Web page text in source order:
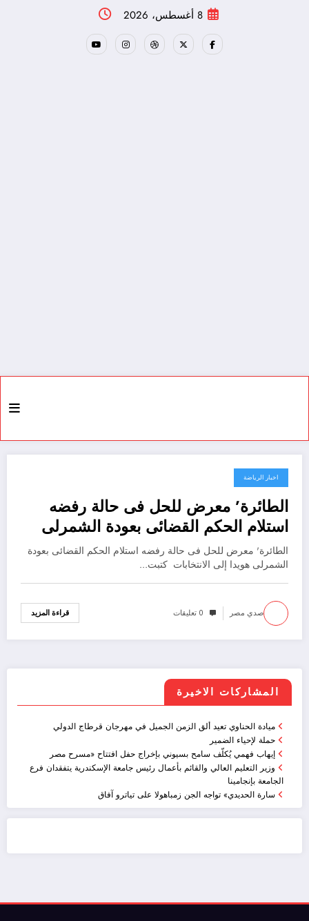
8 أغسطس، 2026
29 أكتوبر، 2021
اخبار الرياضة
الطائرة’ معرض للحل فى حالة رفضه
استلام الحكم القضائى بعودة الشمرلى
هويدا إلى الانتخابات
الطائرة' معرض للحل فى حالة رفضه استلام الحكم القضائى بعودة
الشمرلى هويدا إلى الانتخابات كتبت…
صدي مصر 0 تعليقات قراءة المزيد
المشاركات الاخيرة
ميادة الحناوي تعيد ألق الزمن الجميل في مهرجان قرطاج الدولي
حملة لإحياء الضمير
إيهاب فهمي يُكلّف سامح بسيوني بإخراج حفل افتتاح «مسرح مصر
وزير التعليم العالي والقائم بأعمال رئيس جامعة الإسكندرية يتفقدان فرع
الجامعة بإنجامينا
سارة الحديدي» تواجه الجن زمباهولا على تياترو آفاق